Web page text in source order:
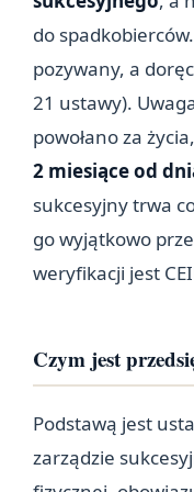
do
pozywany, a
21 ustawy).
powołano za
2 miesiące od
sukcesyjny trwa
go wyjątkowo
weryfikacji jest
Czym jest
Podstawą jest
zarządzie